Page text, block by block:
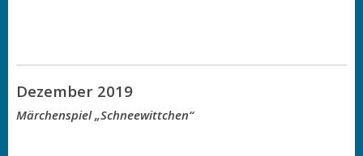
Dezember 2019
Märchenspiel „Schneewittchen“